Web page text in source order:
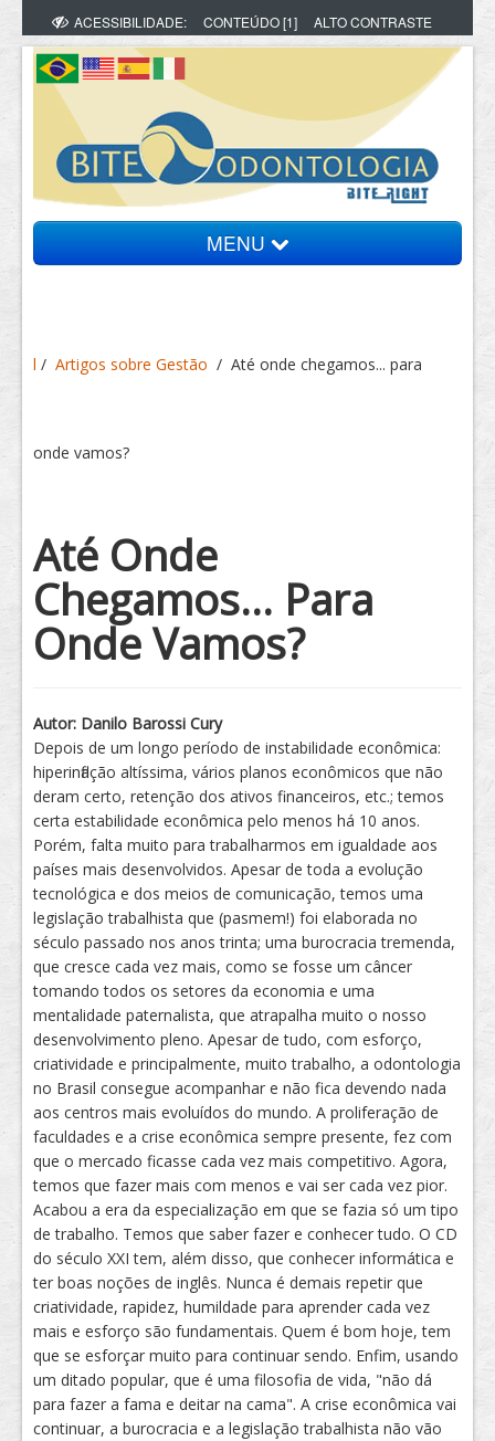
ACESSIBILIDADE: CONTEÚDO [1] ALTO CONTRASTE
MENU
Vídeos
l / Artigos sobre Gestão / Até onde chegamos... para
onde vamos?
Até Onde
Chegamos... Para
Onde Vamos?
Autor: Danilo Barossi Cury
Depois de um longo período de instabilidade econômica:
hiperinflação altíssima, vários planos econômicos que não
deram certo, retenção dos ativos financeiros, etc.; temos
certa estabilidade econômica pelo menos há 10 anos.
Porém, falta muito para trabalharmos em igualdade aos
países mais desenvolvidos. Apesar de toda a evolução
tecnológica e dos meios de comunicação, temos uma
legislação trabalhista que (pasmem!) foi elaborada no
século passado nos anos trinta; uma burocracia tremenda,
que cresce cada vez mais, como se fosse um câncer
tomando todos os setores da economia e uma
mentalidade paternalista, que atrapalha muito o nosso
desenvolvimento pleno. Apesar de tudo, com esforço,
criatividade e principalmente, muito trabalho, a odontologia
no Brasil consegue acompanhar e não fica devendo nada
aos centros mais evoluídos do mundo. A proliferação de
faculdades e a crise econômica sempre presente, fez com
que o mercado ficasse cada vez mais competitivo. Agora,
temos que fazer mais com menos e vai ser cada vez pior.
Acabou a era da especialização em que se fazia só um tipo
de trabalho. Temos que saber fazer e conhecer tudo. O CD
do século XXI tem, além disso, que conhecer informática e
ter boas noções de inglês. Nunca é demais repetir que
criatividade, rapidez, humildade para aprender cada vez
mais e esforço são fundamentais. Quem é bom hoje, tem
que se esforçar muito para continuar sendo. Enfim, usando
um ditado popular, que é uma filosofia de vida, "não dá
para fazer a fama e deitar na cama". A crise econômica vai
continuar, a burocracia e a legislação trabalhista não vão